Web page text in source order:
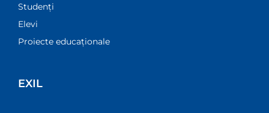
Studenți
Elevi
Proiecte educaționale
EXIL